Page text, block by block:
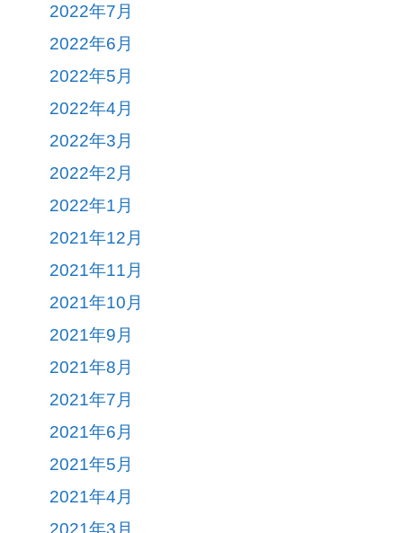
2022年7月
2022年6月
2022年5月
2022年4月
2022年3月
2022年2月
2022年1月
2021年12月
2021年11月
2021年10月
2021年9月
2021年8月
2021年7月
2021年6月
2021年5月
2021年4月
2021年3月